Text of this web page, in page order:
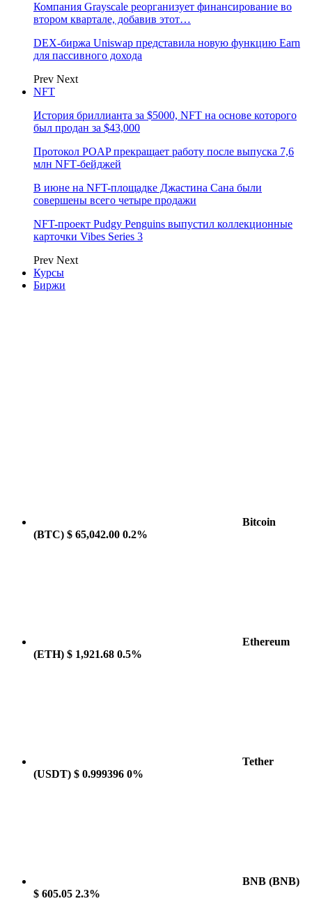
Компания Grayscale реорганизует финансирование во
втором квартале, добавив этот…
DEX-биржа Uniswap представила новую функцию Earn
для пассивного дохода
Prev Next
NFT
История бриллианта за $5000, NFT на основе которого
был продан за $43,000
Протокол POAP прекращает работу после выпуска 7,6
млн NFT‑бейджей
В июне на NFT-площадке Джастина Сана были
совершены всего четыре продажи
NFT-проект Pudgy Penguins выпустил коллекционные
карточки Vibes Series 3
Prev Next
Курсы
Биржи
Bitcoin
(BTC) $ 65,042.00 0.2%
Ethereum
(ETH) $ 1,921.68 0.5%
Tether
(USDT) $ 0.999396 0%
BNB (BNB)
$ 605.05 2.3%